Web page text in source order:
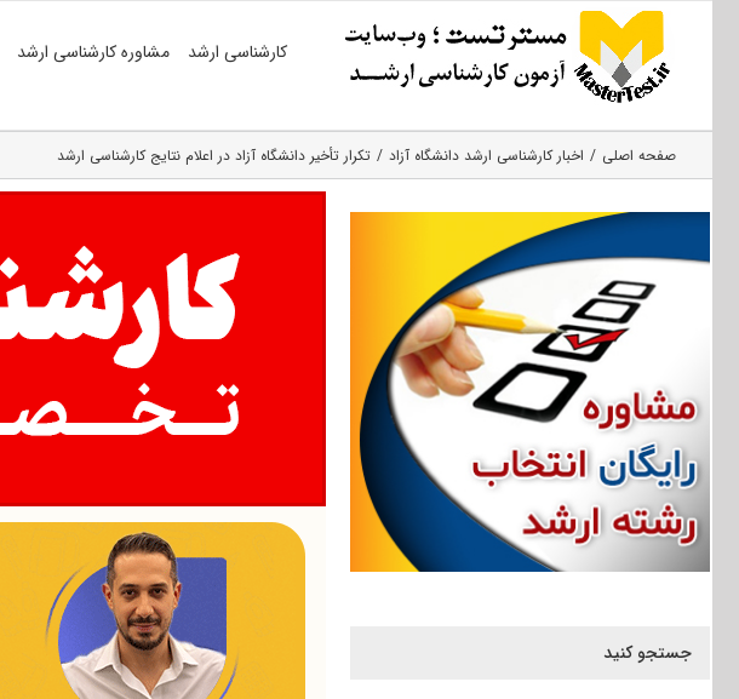
کارشناسی ارشد مشاوره کارشناسی ارشد
صفحه اصلی اخبار کارشناسی ارشد دانشگاه آزاد تکرار تأخیر دانشگاه آزاد در اعلام نتایج کارشناسی ارشد
جستجو کنید